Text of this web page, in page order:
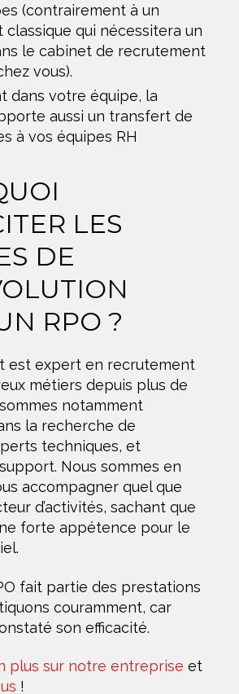
(contrairement à un
qui nécessitera un
le cabinet de recrutement
vous).
dans votre équipe, la
aussi un transfert de
à vos équipes RH
LES
DE
RPO ?
est expert en recrutement
métiers depuis plus de
notamment
la recherche de
techniques, et
Nous sommes en
accompagner quel que
d’activités, sachant que
forte appétence pour le
fait partie des prestations
couramment, car
son efficacité.
plus sur notre entreprise et
!